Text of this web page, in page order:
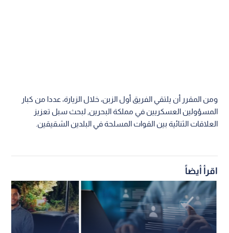
ومن المقرر أن يلتقي الفريق أول الزبن، خلال الزيارة، عددا من كبار
المسؤولين العسكريين في مملكة البحرين, لبحث سبل تعزيز
العلاقات الثنائية بين القوات المسلحة في البلدين الشقيقين.
اقرأ أيضاً